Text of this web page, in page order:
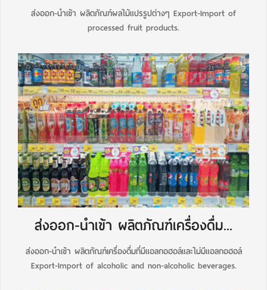
ส่งออก-นำเข้า ผลิตภัณฑ์ผลไม้แปรรูปต่างๆ Export-Import of
processed fruit products.
ส่งออก-นำเข้า ผลิตภัณฑ์เครื่องดื่ม...
ส่งออก-นำเข้า ผลิตภัณฑ์เครื่องดื่มที่มีแอลกอฮอล์และไม่มีแอลกอฮอล์
Export-Import of alcoholic and non-alcoholic beverages.